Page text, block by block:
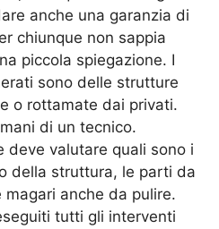
anche una garanzia di
chiunque non sappia
piccola spiegazione. I
sono delle strutture
o rottamate dai privati.
di un tecnico.
deve valutare quali sono i
della struttura, le parti da
anche da pulire.
tutti gli interventi